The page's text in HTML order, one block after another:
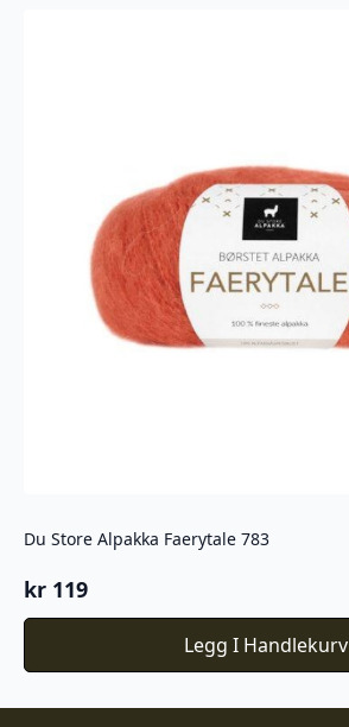
Du Store Alpakka Faerytale 783
kr 119
Legg I Handlekurv